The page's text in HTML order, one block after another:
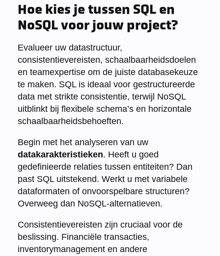
Hoe kies je tussen SQL en
NoSQL voor jouw project?
Evalueer uw datastructuur,
consistentievereisten, schaalbaarheidsdoelen
en teamexpertise om de juiste databasekeuze
te maken. SQL is ideaal voor gestructureerde
data met strikte consistentie, terwijl NoSQL
uitblinkt bij flexibele schema’s en horizontale
schaalbaarheidsbehoeften.
Begin met het analyseren van uw
datakarakteristieken. Heeft u goed
gedefinieerde relaties tussen entiteiten? Dan
past SQL uitstekend. Werkt u met variabele
dataformaten of onvoorspelbare structuren?
Overweeg dan NoSQL-alternatieven.
Consistentievereisten zijn cruciaal voor de
beslissing. Financiële transacties,
inventorymanagement en andere